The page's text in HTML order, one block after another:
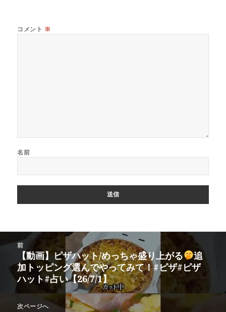
コメント ※
名前
前
前
の
投
稿:
【動画】ピザハット/めっちゃ盛り上がる
追
加トッピング選んでやってみて！#ピザ#ピザ
ハット#占い【26/7/1】
次ページへ